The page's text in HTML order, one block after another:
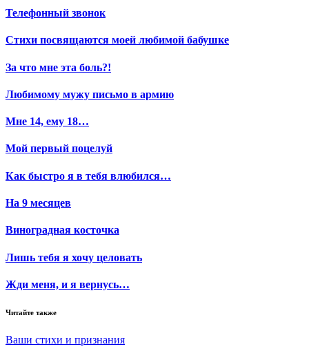
Телефонный звонок
Стихи посвящаются моей любимой бабушке
За что мне эта боль?!
Любимому мужу письмо в армию
Мне 14, ему 18…
Мой первый поцелуй
Как быстро я в тебя влюбился…
На 9 месяцев
Виноградная косточка
Лишь тебя я хочу целовать
Жди меня, и я вернусь…
Читайте также
Ваши стихи и признания